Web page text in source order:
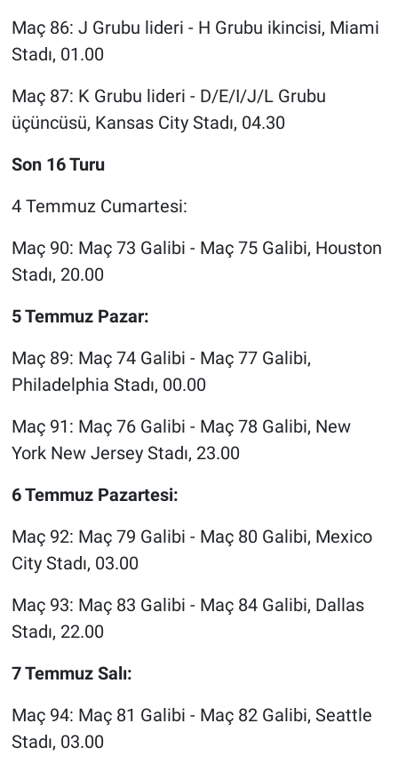
Maç 86: J Grubu lideri - H Grubu ikincisi, Miami
Stadı, 01.00
Maç 87: K Grubu lideri - D/E/I/J/L Grubu
üçüncüsü, Kansas City Stadı, 04.30
Son 16 Turu
4 Temmuz Cumartesi:
Maç 90: Maç 73 Galibi - Maç 75 Galibi, Houston
Stadı, 20.00
5 Temmuz Pazar:
Maç 89: Maç 74 Galibi - Maç 77 Galibi,
Philadelphia Stadı, 00.00
Maç 91: Maç 76 Galibi - Maç 78 Galibi, New
York New Jersey Stadı, 23.00
6 Temmuz Pazartesi:
Maç 92: Maç 79 Galibi - Maç 80 Galibi, Mexico
City Stadı, 03.00
Maç 93: Maç 83 Galibi - Maç 84 Galibi, Dallas
Stadı, 22.00
7 Temmuz Salı:
Maç 94: Maç 81 Galibi - Maç 82 Galibi, Seattle
Stadı, 03.00